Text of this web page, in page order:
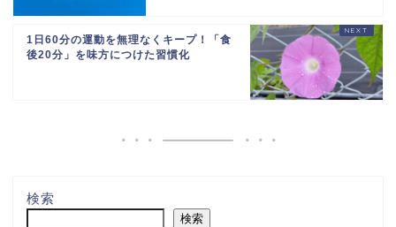
1日60分の運動を無理なくキープ！「食
後20分」を味方につけた習慣化
検索
検索